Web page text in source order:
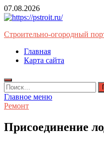
Перейти
к
07.08.2026
Строительно-огородный
Главная
Карта сайта
Найти:
Главное меню
Ремонт
Присоединение